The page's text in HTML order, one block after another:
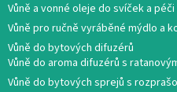
Vůně a vonné oleje do svíček a
Vůně pro ručně vyráběné mýdlo a
Vůně do bytových difuzérů
Vůně do aroma difuzérů s
Vůně do bytových sprejů s